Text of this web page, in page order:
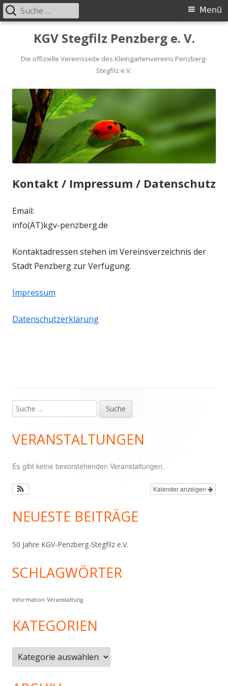
Inhalt
KGV Stegfilz Penzberg e. V.
Die offizielle Vereinsseite des Kleingartenvereins Penzberg-
Stegfilz e.V.
Primäres
Menü
Suche
nach:
Kontakt / Impressum / Datenschutz
Email:
info(ÄT)kgv-penzberg.de
Kontaktadressen stehen im Vereinsverzeichnis der
Stadt Penzberg zur Verfügung.
Impressum
Datenschutzerklärung
Haupt-
Seitenleiste
Suche
nach:
VERANSTALTUNGEN
Es gibt keine bevorstehenden Veranstaltungen.
Kalender anzeigen
NEUESTE BEITRÄGE
50 Jahre KGV-Penzberg-Stegfilz e.V.
SCHLAGWÖRTER
Information Veranstaltung
KATEGORIEN
Kategorien